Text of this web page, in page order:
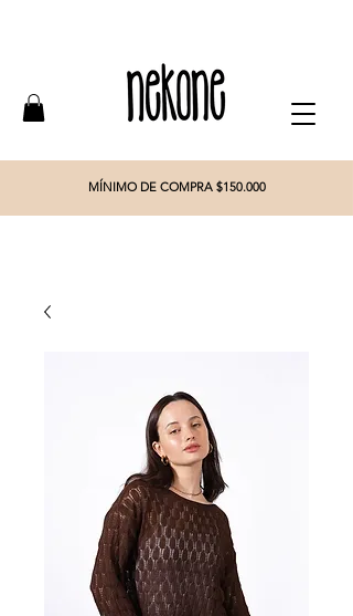
MÍNIMO DE COMPRA $150.000